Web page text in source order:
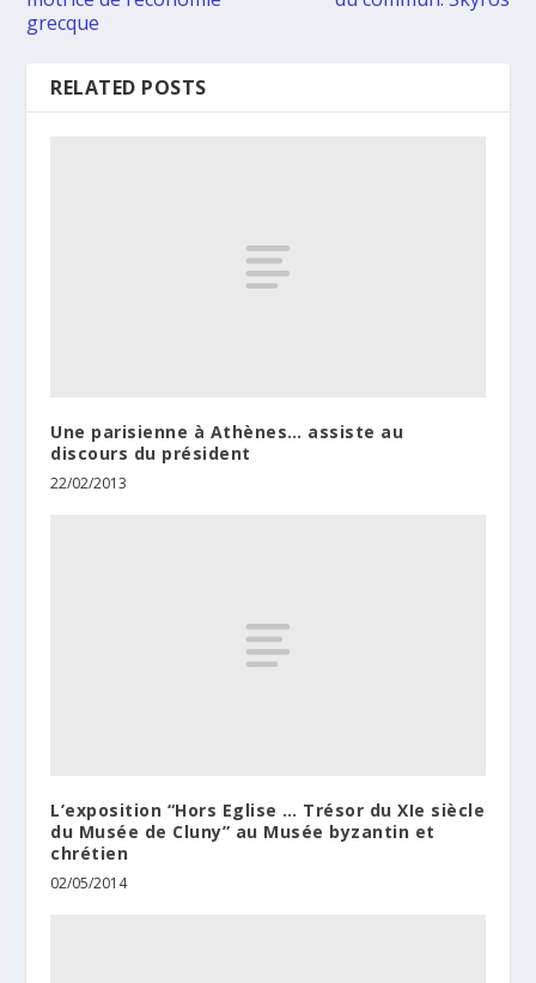
grecque
RELATED POSTS
Une parisienne à Athènes… assiste au
discours du président
22/02/2013
L’exposition “Hors Eglise … Trésor du XIe siècle
du Musée de Cluny” au Musée byzantin et
chrétien
02/05/2014